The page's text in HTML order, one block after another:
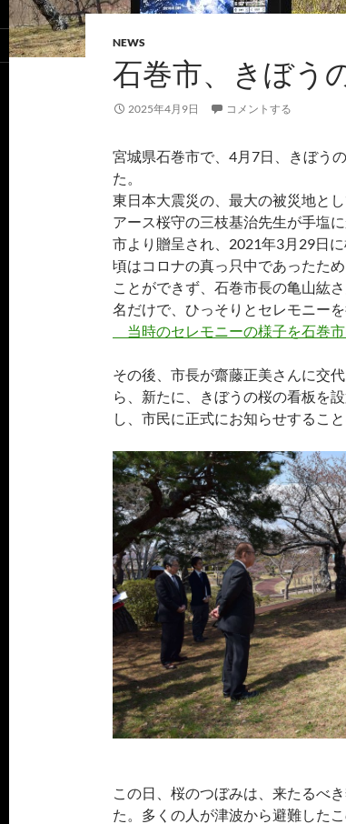
NEWS
石巻市、きぼう
2025年4月9日 コメントする
宮城県石巻市で、4月7日、きぼう
た。
東日本大震災の、最大の被災地と
アース桜守の三枝基治先生が手塩
市より贈呈され、2021年3月29日
頃はコロナの真っ只中であったた
ことができず、石巻市長の亀山紘
名だけで、ひっそりとセレモニーを
当時のセレモニーの様子を石巻
その後、市長が齋藤正美さんに交
ら、新たに、きぼうの桜の看板を
し、市民に正式にお知らせすること
この日、桜のつぼみは、来たるべ
た。多くの人が津波から避難した